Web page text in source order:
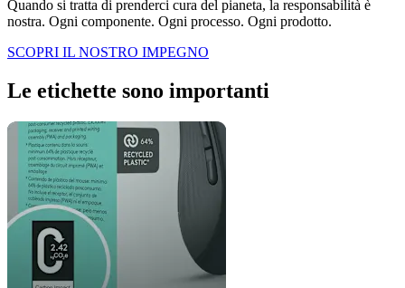
Quando si tratta di prenderci cura del pianeta, la responsabilità è
nostra. Ogni componente. Ogni processo. Ogni prodotto.
SCOPRI IL NOSTRO IMPEGNO
Le etichette sono importanti